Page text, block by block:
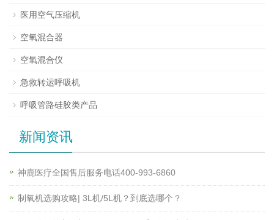
医用空气压缩机
空氧混合器
空氧混合仪
急救转运呼吸机
呼吸管路硅胶类产品
新闻资讯
神鹿医疗全国售后服务电话400-993-6860
制氧机选购攻略| 3L机/5L机？到底选哪个？